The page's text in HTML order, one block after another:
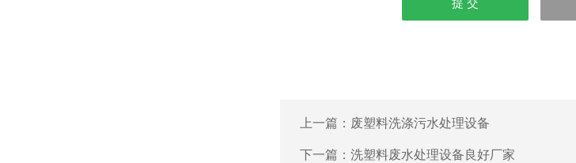
上一篇： 废塑料洗涤污水处理设备
下一篇： 洗塑料废水处理设备良好厂家